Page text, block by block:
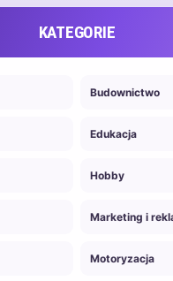
KATEGORIE
Budownictwo
Edukacja
Hobby
Marketing i
Motoryzacja